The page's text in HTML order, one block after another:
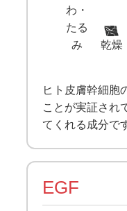
わ・
たる
み
乾燥
ヒト皮膚幹細胞
ことが実証され
てくれる成分で
EGF